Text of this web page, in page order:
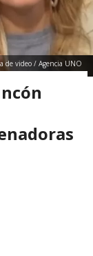
de video / Agencia UNO